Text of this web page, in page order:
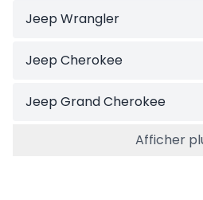
Jeep Wrangler
Jeep Cherokee
Jeep Grand Cherokee
Afficher